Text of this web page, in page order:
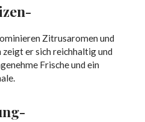
Zitrusaromen und
er sich reichhaltig und
Frische und ein